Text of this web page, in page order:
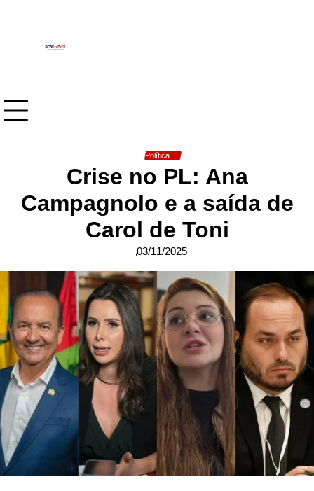
Política
Crise no PL: Ana
Campagnolo e a saída de
Carol de Toni
03/11/2025